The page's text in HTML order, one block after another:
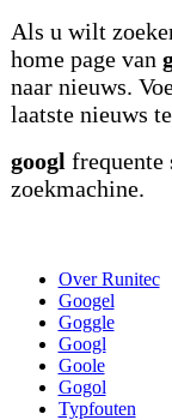
Als u wilt
home page van
naar nieuws.
laatste nieuws
googl frequente
zoekmachine.
Over Runitec
Googel
Goggle
Googl
Goole
Gogol
Typfouten